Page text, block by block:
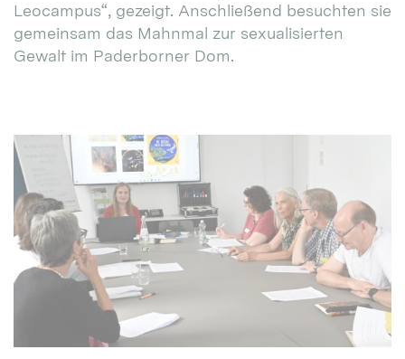
Leocampus“, gezeigt. Anschließend besuchten sie
gemeinsam das Mahnmal zur sexualisierten
Gewalt im Paderborner Dom.